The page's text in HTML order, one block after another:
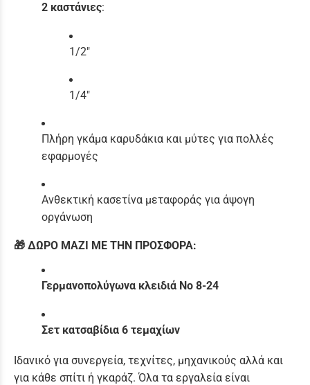
2 καστάνιες:
1/2"
1/4"
Πλήρη γκάμα καρυδάκια και μύτες για πολλές
εφαρμογές
Ανθεκτική κασετίνα μεταφοράς για άψογη
οργάνωση
🎁 ΔΩΡΟ ΜΑΖΙ ΜΕ ΤΗΝ ΠΡΟΣΦΟΡΑ:
Γερμανοπολύγωνα κλειδιά Νο 8-24
Σετ κατσαβίδια 6 τεμαχίων
Ιδανικό για συνεργεία, τεχνίτες, μηχανικούς αλλά και
για κάθε σπίτι ή γκαράζ. Όλα τα εργαλεία είναι